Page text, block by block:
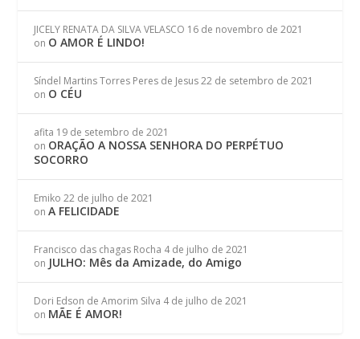
JICELY RENATA DA SILVA VELASCO 16 de novembro de 2021
on O AMOR É LINDO!
Síndel Martins Torres Peres de Jesus 22 de setembro de 2021
on O CÉU
afita 19 de setembro de 2021
on ORAÇÃO A NOSSA SENHORA DO PERPÉTUO
SOCORRO
Emiko 22 de julho de 2021
onA FELICIDADE
Francisco das chagas Rocha 4 de julho de 2021
on JULHO: Mês da Amizade, do Amigo
Dori Edson de Amorim Silva 4 de julho de 2021
on MÃE É AMOR!